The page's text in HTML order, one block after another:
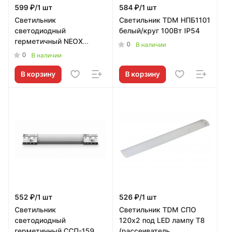
599 ₽/1 шт
Светильник
светодиодный
герметичный NEOX
ДСП-153Н 36Вт 6500К
1214х32х39мм IP65
0 В наличии
В корзину
584 ₽/1 шт
Светильник TDM НПБ1101
белый/круг 100Вт IP54
0 В наличии
В корзину
552 ₽/1 шт
Светильник
светодиодный
526 ₽/1 шт
Светильник TDM СПО
120х2 под LED лампу T8